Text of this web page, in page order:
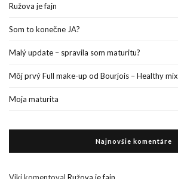
Ružova je fajn
Som to konečne JA?
Malý update – spravila som maturitu?
Môj prvý Full make-up od Bourjois – Healthy mix
Moja maturita
Najnovšie komentáre